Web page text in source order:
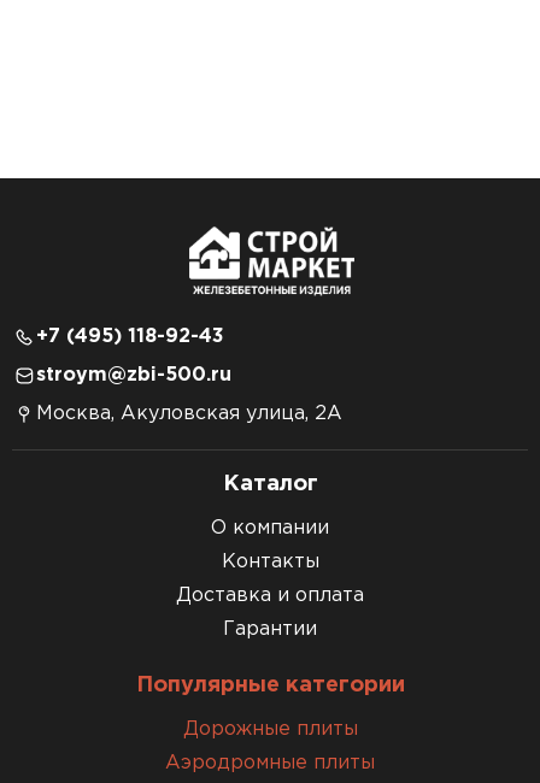
+7 (495) 118-92-43
stroym@zbi-500.ru
Москва, Акуловская улица, 2А
Каталог
О компании
Контакты
Доставка и оплата
Гарантии
Популярные категории
Дорожные плиты
Аэродромные плиты